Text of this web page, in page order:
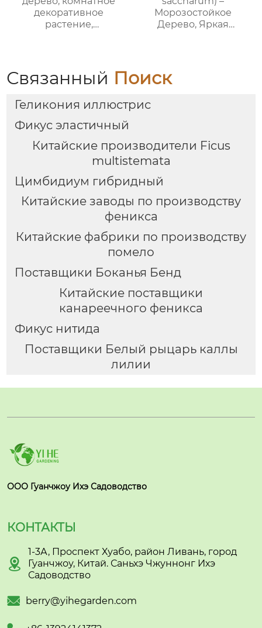
декоративное
растение,
Морозостойкое
Дерево, Яркая
Связанный Поиск
Геликония иллюстрис
Фикус эластичный
Китайские производители Ficus
multistemata
Цимбидиум гибридный
Китайские заводы по производству
феникса
Китайские фабрики по производству
помело
Поставщики Боканья Бенд
Китайские поставщики
канареечного феникса
Фикус нитида
Поставщики Белый рыцарь каллы
лилии
ООО Гуанчжоу Ихэ Садоводство
КОНТАКТЫ

1-3А, Проспект Хуабо, район Ливань, город
Гуанчжоу, Китай. Саньхэ Чжуннонг Ихэ
Садоводство
 berry@yihegarden.com